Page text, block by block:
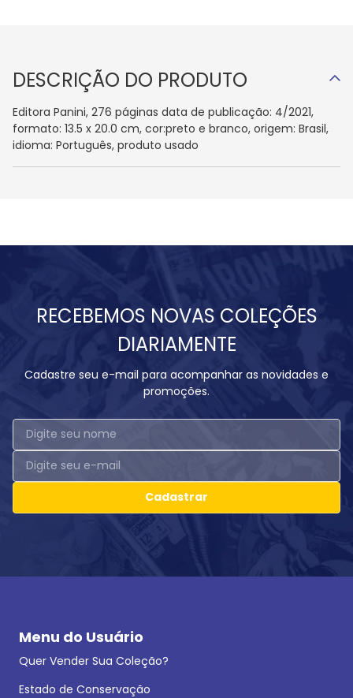
DESCRIÇÃO DO PRODUTO
Editora Panini, 276 páginas data de publicação: 4/2021,
formato: 13.5 x 20.0 cm, cor:preto e branco, origem: Brasil,
idioma: Português, produto usado
RECEBEMOS NOVAS COLEÇÕES
DIARIAMENTE
Cadastre seu e-mail para acompanhar as novidades e
promoções.
Cadastrar
Menu do Usuário
Quer Vender Sua Coleção?
Estado de Conservação